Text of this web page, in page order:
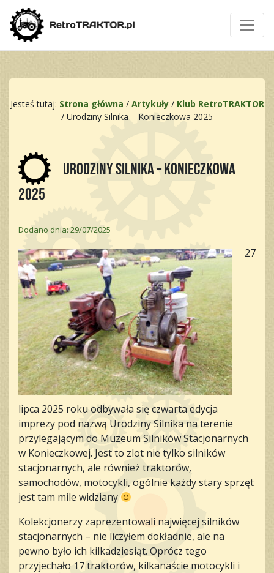
Jesteś tutaj: Strona główna / Artykuły/ Klub RetroTRAKTOR
/ Urodziny Silnika – Konieczkowa 2025
Urodziny Silnika – Konieczkowa
2025
Dodano dnia: 29/07/2025
27
lipca 2025 roku odbywała się czwarta edycja
imprezy pod nazwą Urodziny Silnika na terenie
przylegającym do Muzeum Silników Stacjonarnych
w Konieczkowej. Jest to zlot nie tylko silników
stacjonarnych, ale również traktorów,
samochodów, motocykli, ogólnie każdy stary sprzęt
jest tam mile widziany
Kolekcjonerzy zaprezentowali najwięcej silników
stacjonarnych – nie liczyłem dokładnie, ale na
pewno było ich kilkadziesiąt. Oprócz tego
przyjechało 17 traktorów, kilkanaście motocykli i